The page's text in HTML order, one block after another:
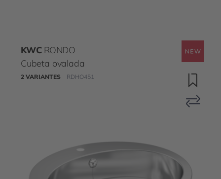
KWC RONDO
Cubeta ovalada
2 VARIANTES RDHO451